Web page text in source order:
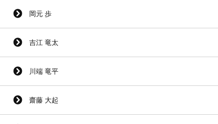
岡元 歩
吉江 竜太
川端 竜平
齋藤 大起